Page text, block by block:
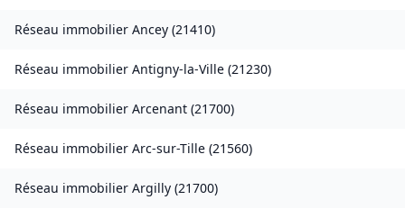
Réseau immobilier Ancey (21410)
Réseau immobilier Antigny-la-Ville (21230)
Réseau immobilier Arcenant (21700)
Réseau immobilier Arc-sur-Tille (21560)
Réseau immobilier Argilly (21700)